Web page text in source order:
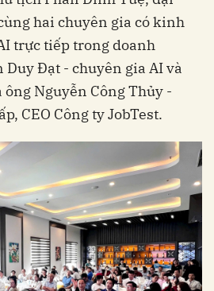
hai chuyên gia có kinh
trực tiếp trong doanh
Duy Đạt - chuyên gia AI và
Nguyễn Công Thủy -
CEO Công ty JobTest.